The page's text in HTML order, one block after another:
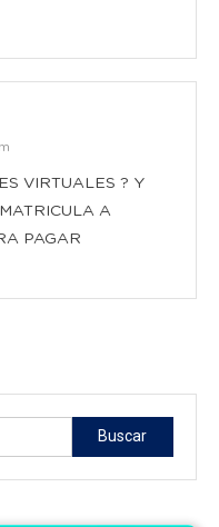
VIRTUALES ? Y
A
PAGAR
Buscar: